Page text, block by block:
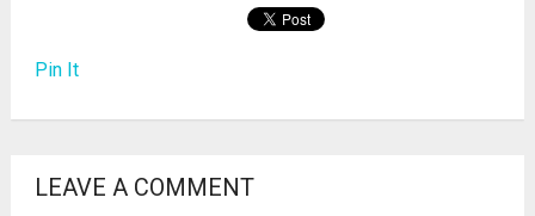
Pin It
LEAVE A COMMENT